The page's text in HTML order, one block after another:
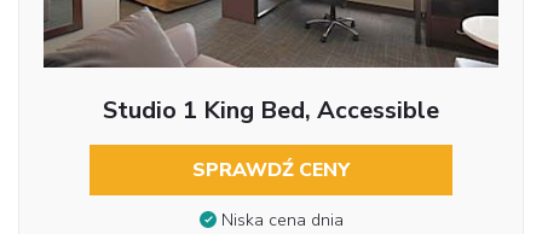
Studio 1 King Bed, Accessible
SPRAWDŹ CENY
Niska cena dnia